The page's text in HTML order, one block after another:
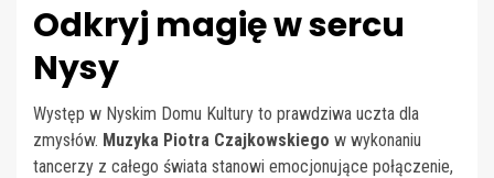
Odkryj magię w sercu
Nysy
Występ w Nyskim Domu Kultury to prawdziwa uczta dla
zmysłów. Muzyka Piotra Czajkowskiego w wykonaniu
tancerzy z całego świata stanowi emocjonujące połączenie,